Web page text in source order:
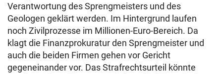
Verantwortung des Sprengmeisters und des
Geologen geklärt werden. Im Hintergrund laufen
noch Zivilprozesse im Millionen-Euro-Bereich. Da
klagt die Finanzprokuratur den Sprengmeister und
auch die beiden Firmen gehen vor Gericht
gegeneinander vor. Das Strafrechtsurteil könnte